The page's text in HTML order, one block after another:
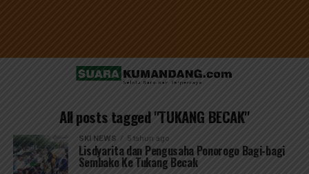
All posts tagged "TUKANG BECAK"
SKI NEWS 5 tahun ago
Lisdyarita dan Pengusaha Ponorogo Bagi-bagi
Sembako Ke Tukang Becak